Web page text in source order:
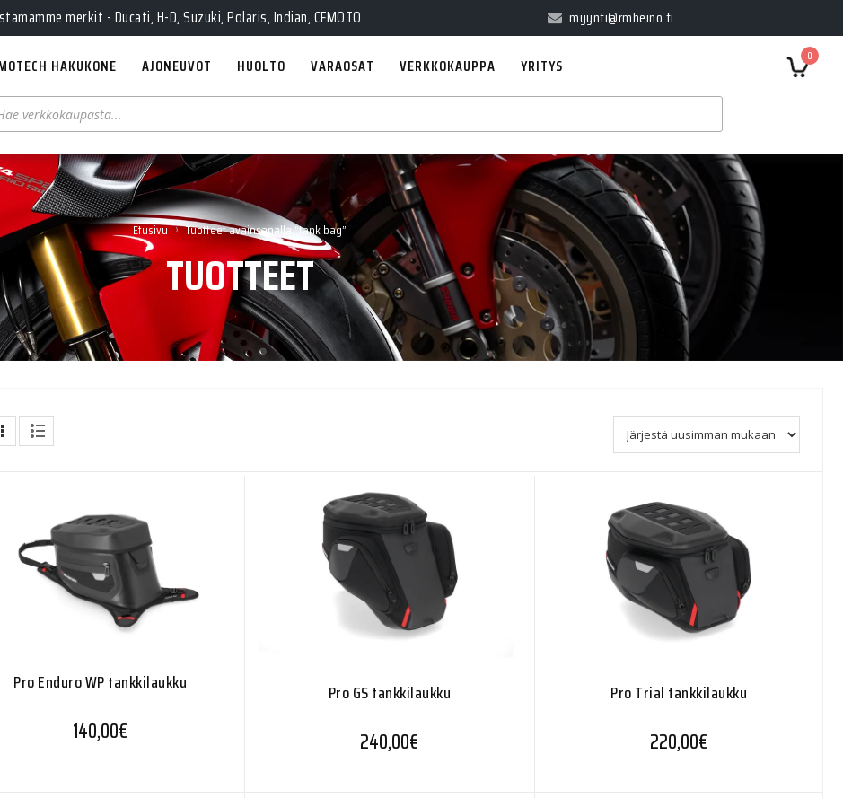
merkit - Ducati, H-D, Suzuki, Polaris, Indian, CFMOTO myynti@rmheino.fi
0
HAKUKONE AJONEUVOT HUOLTO VARAOSAT VERKKOKAUPPA YRITYS
Etusivu › Tuotteet avainsanalla “tank bag”
TUOTTEET
Pro Enduro WP tankkilaukku
140,00€
Pro GS tankkilaukku
240,00€
Pro Trial tankkilaukku
220,00€